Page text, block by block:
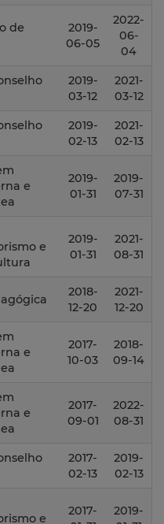
de
2019-
06-05
2022-
06-
04
2019-
03-12
2021-
03-12
2019-
02-13
2021-
02-13
e
2019-
01-31
2019-
07-31
e
2019-
01-31
2021-
08-31
2018-
12-20
2021-
12-20
e
2017-
10-03
2018-
09-14
e
2017-
09-01
2022-
08-31
2017-
02-13
2019-
02-13
e
2017-
2019-